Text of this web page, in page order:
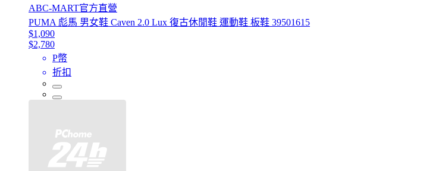
ABC-MART官方直營
PUMA 彪馬 男女鞋 Caven 2.0 Lux 復古休閒鞋 運動鞋 板鞋 39501615
$1,090
$2,780
P幣
折扣